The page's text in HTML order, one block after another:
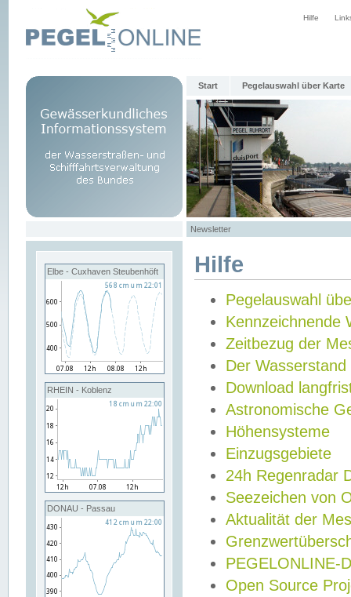
Hilfe
Start Pegelauswahl über Karte
Newsletter
Elbe - Cuxhaven Steubenhöft
RHEIN - Koblenz
DONAU - Passau
Hilfe
Pegelauswahl
Kennzeichnende
Zeitbezug der
Der Wasserstand
Download
Astronomische
Höhensysteme
Einzugsgebiete
24h Regenradar
Seezeichen von
Aktualität der
PEGELONLINE-
Open Source